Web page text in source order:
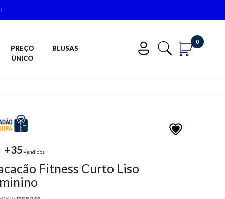
PREÇO
ÚNICO
BLUSAS
0
+35 vendidos
Fitness Curto Liso